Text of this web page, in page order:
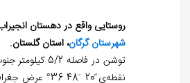
روستایی واقع در دهستان
شهرستان گرگان، استان گلستان.
توشن در فاصله 5/2 کیلومتر جنوب غربی